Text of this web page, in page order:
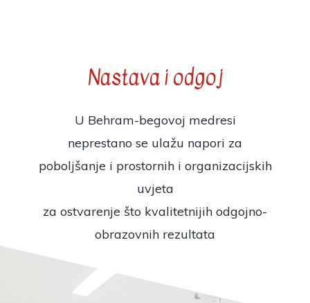
Nastava i odgoj
U Behram-begovoj medresi
neprestano se ulažu napori za
poboljšanje i prostornih i organizacijskih
uvjeta
za ostvarenje što kvalitetnijih odgojno-
obrazovnih rezultata